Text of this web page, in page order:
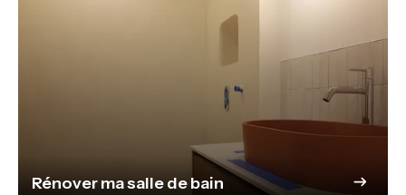
Rénover ma salle de bain